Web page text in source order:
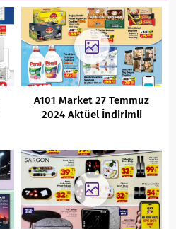
A101 Market 27 Temmuz
2024 Aktüel İndirimli